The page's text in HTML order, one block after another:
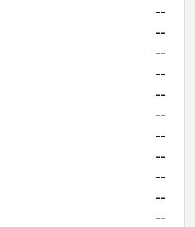
--
--
--
--
--
--
--
--
--
--
--